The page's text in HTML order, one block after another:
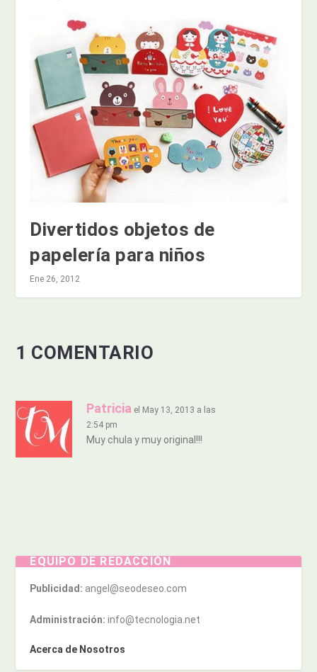
Divertidos objetos de
papelería para niños
Ene 26, 2012
1 COMENTARIO
Patricia el May 13, 2013 a las
2:54 pm
Muy chula y muy original!!!
EQUIPO DE REDACCIÓN
Publicidad: angel@seodeseo.com
Administración: info@tecnologia.net
Acerca de Nosotros